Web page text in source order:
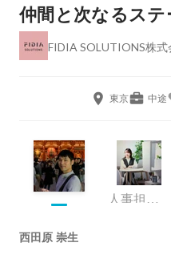
仲間と次なるステ
FIDIA SOLUTIONS株
東京 中途
人事担当・主任
西田原 崇生